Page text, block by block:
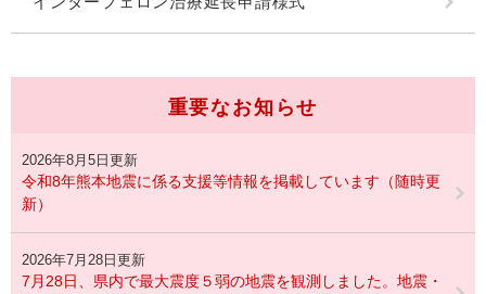
重要なお知らせ
2026年8月5日更新
令和8年熊本地震に係る支援等情報を掲載しています（随時更
新）
2026年7月28日更新
7月28日、県内で最大震度５弱の地震を観測しました。地震・